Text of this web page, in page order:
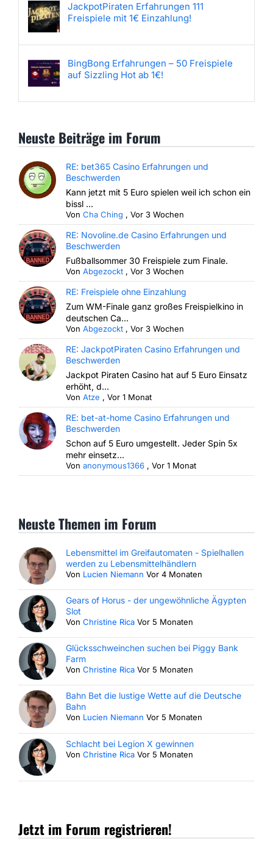
JackpotPiraten Erfahrungen 111
Freispiele mit 1€ Einzahlung!
BingBong Erfahrungen – 50 Freispiele
auf Sizzling Hot ab 1€!
Neuste Beiträge im Forum
RE: bet365 Casino Erfahrungen und
Beschwerden
Kann jetzt mit 5 Euro spielen weil ich schon ein
bissl ...
VonCha Ching ,Vor 3 Wochen
RE: Novoline.de Casino Erfahrungen und
Beschwerden
Fußballsommer 30 Freispiele zum Finale.
VonAbgezockt ,Vor 3 Wochen
RE: Freispiele ohne Einzahlung
Zum WM-Finale ganz großes Freispielkino in
deutschen Ca...
VonAbgezockt ,Vor 3 Wochen
RE: JackpotPiraten Casino Erfahrungen und
Beschwerden
Jackpot Piraten Casino hat auf 5 Euro Einsatz
erhöht, d...
VonAtze ,Vor 1 Monat
RE: bet-at-home Casino Erfahrungen und
Beschwerden
Schon auf 5 Euro umgestellt. Jeder Spin 5x
mehr einsetz...
Vonanonymous1366 ,Vor 1 Monat
Neuste Themen im Forum
Lebensmittel im Greifautomaten - Spielhallen
werden zu Lebensmittelhändlern
Von Lucien Niemann Vor 4 Monaten
Gears of Horus - der ungewöhnliche Ägypten
Slot
VonChristine Rica Vor 5 Monaten
Glücksschweinchen suchen bei Piggy Bank
Farm
VonChristine Rica Vor 5 Monaten
Bahn Bet die lustige Wette auf die Deutsche
Bahn
Von Lucien Niemann Vor 5 Monaten
Schlacht bei Legion X gewinnen
VonChristine Rica Vor 5 Monaten
Jetzt im Forum registrieren!